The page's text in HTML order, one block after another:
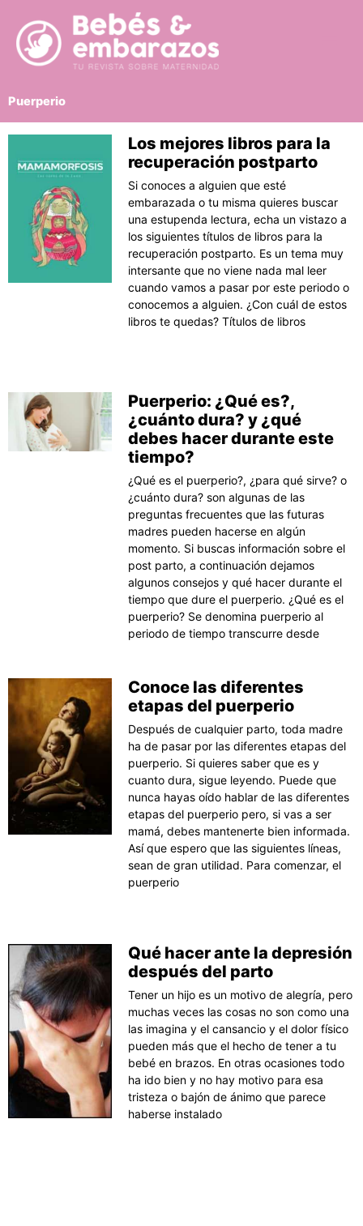
contenido
Puerperio
Los mejores libros para la
recuperación postparto
Si conoces a alguien que esté
embarazada o tu misma quieres buscar
una estupenda lectura, echa un vistazo a
los siguientes títulos de libros para la
recuperación postparto. Es un tema muy
intersante que no viene nada mal leer
cuando vamos a pasar por este periodo o
conocemos a alguien. ¿Con cuál de estos
libros te quedas? Títulos de libros
Puerperio: ¿Qué es?,
¿cuánto dura? y ¿qué
debes hacer durante este
tiempo?
¿Qué es el puerperio?, ¿para qué sirve? o
¿cuánto dura? son algunas de las
preguntas frecuentes que las futuras
madres pueden hacerse en algún
momento. Si buscas información sobre el
post parto, a continuación dejamos
algunos consejos y qué hacer durante el
tiempo que dure el puerperio. ¿Qué es el
puerperio? Se denomina puerperio al
periodo de tiempo transcurre desde
Conoce las diferentes
etapas del puerperio
Después de cualquier parto, toda madre
ha de pasar por las diferentes etapas del
puerperio. Si quieres saber que es y
cuanto dura, sigue leyendo. Puede que
nunca hayas oído hablar de las diferentes
etapas del puerperio pero, si vas a ser
mamá, debes mantenerte bien informada.
Así que espero que las siguientes líneas,
sean de gran utilidad. Para comenzar, el
puerperio
Qué hacer ante la depresión
después del parto
Tener un hijo es un motivo de alegría, pero
muchas veces las cosas no son como una
las imagina y el cansancio y el dolor físico
pueden más que el hecho de tener a tu
bebé en brazos. En otras ocasiones todo
ha ido bien y no hay motivo para esa
tristeza o bajón de ánimo que parece
haberse instalado
Página
PáginaPáginaPáginaPágina